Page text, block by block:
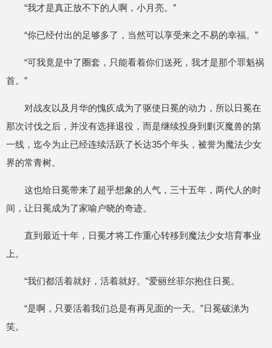
“我才是真正放不下的人啊，小月亮。”
“你已经付出的足够多了，当然可以享受来之不易的幸福。”
“可我竟是中了圈套，只能看着你们送死，我才是那个罪魁祸
首。”
对战友以及月华的愧疚成为了驱使日冕的动力，所以日冕在
那次讨伐之后，并没有选择退役，而是继续投身到剿灭魔兽的第
一线，迄今为止已经连续活跃了长达35个年头，被誉为魔法少女
界的常青树。
这也给日冕带来了超乎想象的人气，三十五年，两代人的时
间，让日冕成为了家喻户晓的奇迹。
直到最近十年，日冕才将工作重心转移到魔法少女培育事业
上。
“我们都活着就好，活着就好。”爱丽丝菲尔抱住日冕。
“是啊，只要活着我们总是有再见面的一天。”日冕破涕为
笑。